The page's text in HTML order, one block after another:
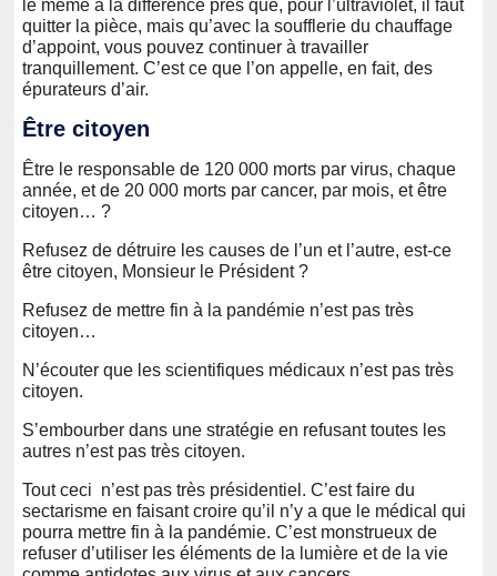
le même à la différence près que, pour l’ultraviolet, il faut
quitter la pièce, mais qu’avec la soufflerie du chauffage
d’appoint, vous pouvez continuer à travailler
tranquillement. C’est ce que l’on appelle, en fait, des
épurateurs d’air.
Être citoyen
Être le responsable de 120 000 morts par virus, chaque
année, et de 20 000 morts par cancer, par mois, et être
citoyen… ?
Refusez de détruire les causes de l’un et l’autre, est-ce
être citoyen, Monsieur le Président ?
Refusez de mettre fin à la pandémie n’est pas très
citoyen…
N’écouter que les scientifiques médicaux n’est pas très
citoyen.
S’embourber dans une stratégie en refusant toutes les
autres n’est pas très citoyen.
Tout ceci n’est pas très présidentiel. C’est faire du
sectarisme en faisant croire qu’il n’y a que le médical qui
pourra mettre fin à la pandémie. C’est monstrueux de
refuser d’utiliser les éléments de la lumière et de la vie